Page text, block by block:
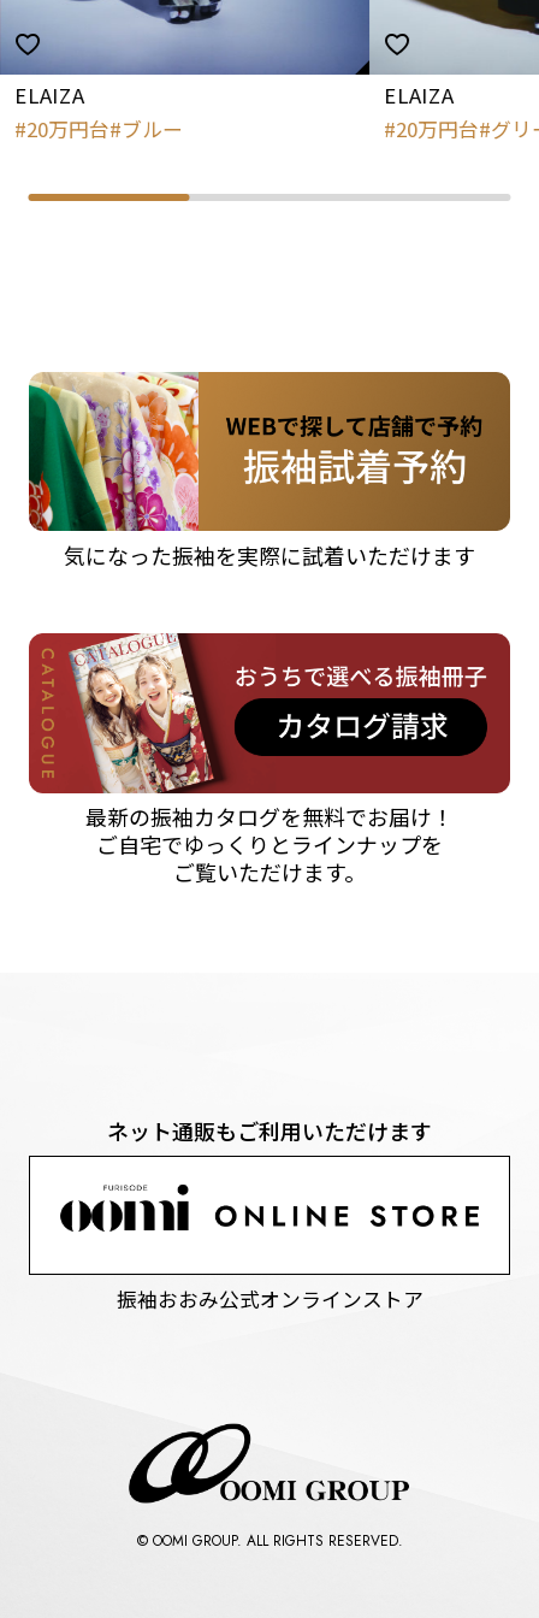
ELAIZA
20万円台 ブルー
ELAIZA
20万円台 グリ
気になった振袖を実際に試着いただけます
最新の振袖カタログを無料でお届け！
ご自宅でゆっくりとラインナップを
ご覧いただけます。
ネット通販もご利用いただけます
振袖おおみ公式オンラインストア
© OOMI GROUP. ALL RIGHTS RESERVED.